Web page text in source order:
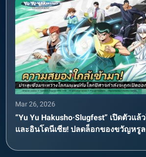
Mar 26, 2026
“Yu Yu Hakusho·Slugfest” เปิดตัวแล้
และอินโดนีเซีย! ปลดล็อกของขวัญหรูล